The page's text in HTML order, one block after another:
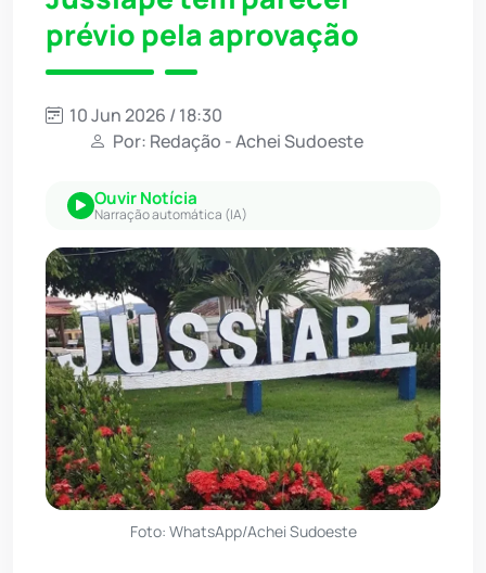
prévio pela aprovação
10 Jun 2026 / 18:30
Por: Redação - Achei Sudoeste
Ouvir Notícia
Narração automática (IA)
Foto: WhatsApp/Achei Sudoeste